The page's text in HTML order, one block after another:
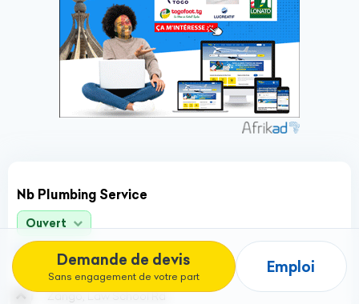
Demande de devis
Sans engagement de votre part
Emploi
Nb Plumbing Service
Ouvert
Plomberie
Zango, Law School Rd